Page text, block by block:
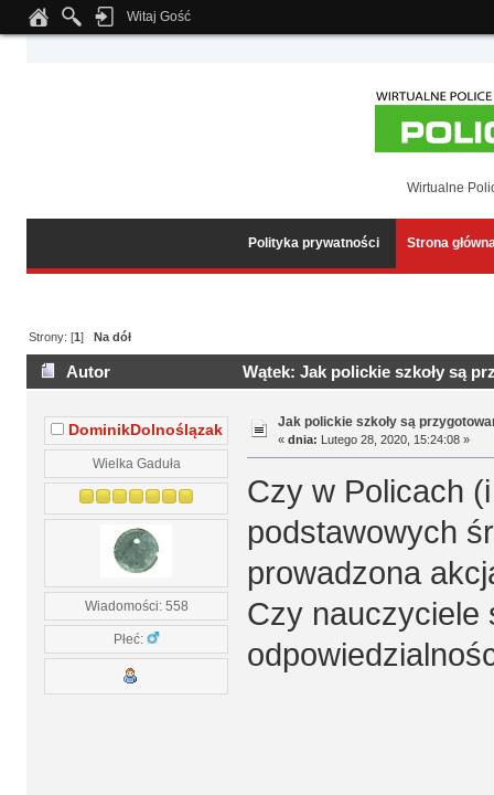
Notice: Undefined index: tapatalk_body_hook in
Witaj Gość
Wirtualne
Polityka prywatności Strona
Strony: [1]Na dół
Autor Wątek: Jak polickie szkoły są
DominikDolnoślązak
Wielka Gaduła
Wiadomości: 558
Płeć:
Jak polickie szkoły są
« dnia: Lutego 28, 2020, 15:24:08 »
Czy w Policach
podstawowych
prowadzona
Czy nauczyciele